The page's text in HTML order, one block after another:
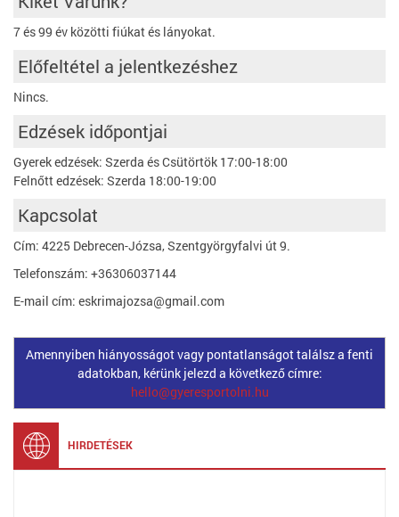
7 és 99 év közötti fiúkat és lányokat.
Előfeltétel a jelentkezéshez
Nincs.
Edzések időpontjai
Gyerek edzések: Szerda és Csütörtök 17:00-18:00
Felnőtt edzések: Szerda 18:00-19:00
Kapcsolat
Cím: 4225 Debrecen-Józsa, Szentgyörgyfalvi út 9.
Telefonszám: +36306037144
E-mail cím: eskrimajozsa@gmail.com
Amennyiben hiányosságot vagy pontatlanságot találsz a fenti
adatokban, kérünk jelezd a következő címre:
hello@gyeresportolni.hu
HIRDETÉSEK